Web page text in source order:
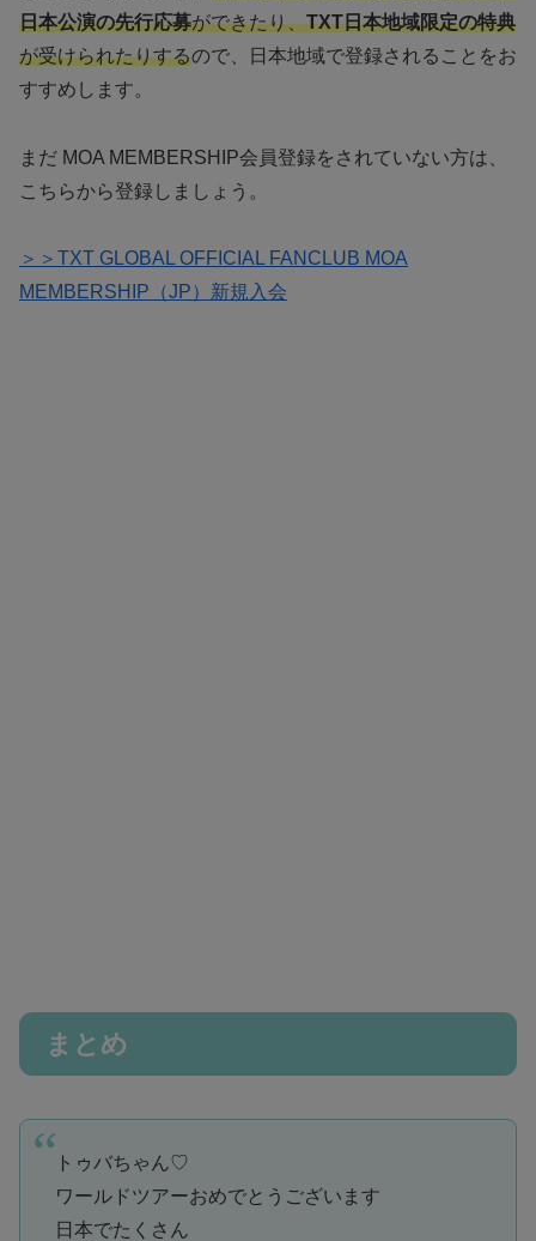
日本公演の先行応募ができたり、TXT日本地域限定の特典
が受けられたりするので、日本地域で登録されることをお
すすめします。
まだ MOA MEMBERSHIP会員登録をされていない方は、
こちらから登録しましょう。
＞＞TXT GLOBAL OFFICIAL FANCLUB MOA
MEMBERSHIP（JP）新規入会
まとめ
トゥバちゃん♡
ワールドツアーおめでとうございます
日本でたくさん